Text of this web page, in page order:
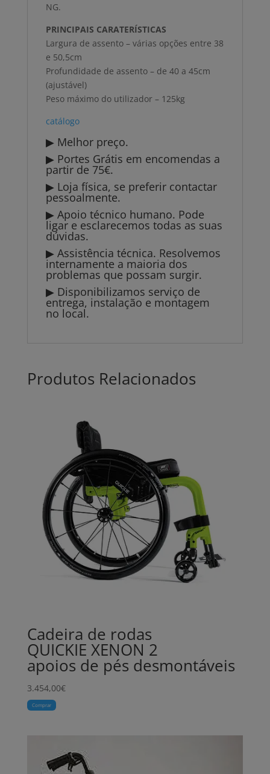
NG.
PRINCIPAIS CARATERÍSTICAS
Largura de assento – várias opções entre 38
e 50,5cm
Profundidade de assento – de 40 a 45cm
(ajustável)
Peso máximo do utilizador – 125kg
catálogo
▶ Melhor preço.
▶ Portes Grátis em encomendas a
partir de 75€.
▶ Loja física, se preferir contactar
pessoalmente.
▶ Apoio técnico humano. Pode
ligar e esclarecemos todas as suas
dúvidas.
▶ Assistência técnica. Resolvemos
internamente a maioria dos
problemas que possam surgir.
▶ Disponibilizamos serviço de
entrega, instalação e montagem
no local.
Produtos Relacionados
Cadeira de rodas
QUICKIE XENON 2
apoios de pés desmontáveis
3.454,00€
Comprar